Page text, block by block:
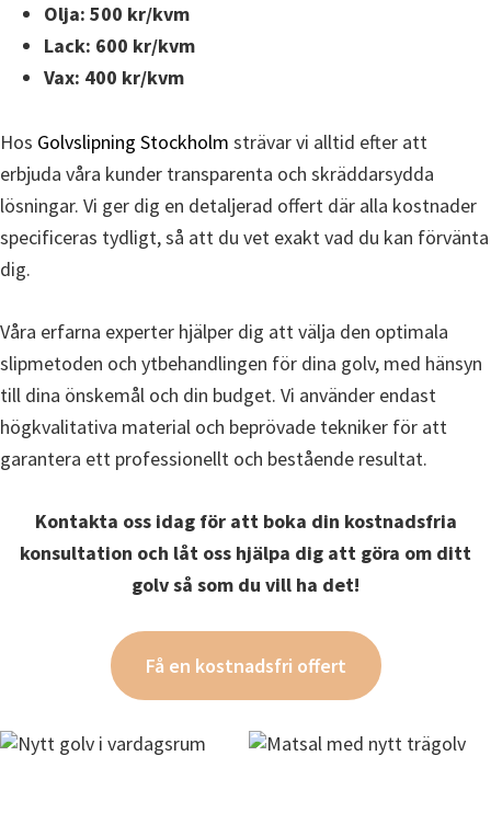
Olja: 500 kr/kvm
Lack: 600 kr/kvm
Vax: 400 kr/kvm
Hos Golvslipning Stockholm strävar vi alltid efter att
erbjuda våra kunder transparenta och skräddarsydda
lösningar. Vi ger dig en detaljerad offert där alla kostnader
specificeras tydligt, så att du vet exakt vad du kan förvänta
dig.
Våra erfarna experter hjälper dig att välja den optimala
slipmetoden och ytbehandlingen för dina golv, med hänsyn
till dina önskemål och din budget. Vi använder endast
högkvalitativa material och beprövade tekniker för att
garantera ett professionellt och bestående resultat.
Kontakta oss idag för att boka din kostnadsfria
konsultation och låt oss hjälpa dig att göra om ditt
golv så som du vill ha det!
Få en kostnadsfri offert